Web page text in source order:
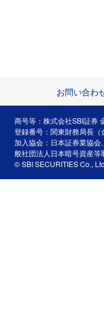
お問い合わ
商号等：株式会社SBI証券
登録番号：関東財務局長（
加入協会：日本証券業協
般社団法人日本暗号資産等
© SBI SECURITIES Co.,